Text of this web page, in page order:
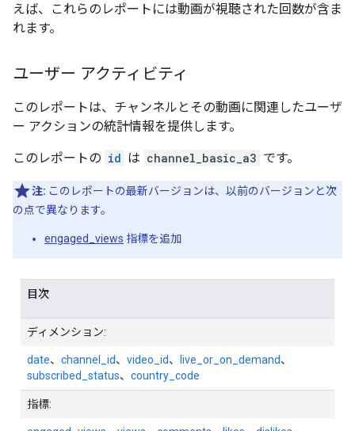
えば、これらのレポートには動画が視聴された回数が含ま
れます。
ユーザー アクティビティ
このレポートは、チャンネルとその動画に関連したユーザ
ー アクションの統計情報を提供します。
このレポートの id は channel_basic_a3 です。
注: このレポートの最新バージョンは、以前のバージョンと次
の点で異なります。
engaged_views 指標を追加
目次
ディメンション:
date、 channel_id、 video_id、 live_or_on_demand、
subscribed_status、 country_code
指標: